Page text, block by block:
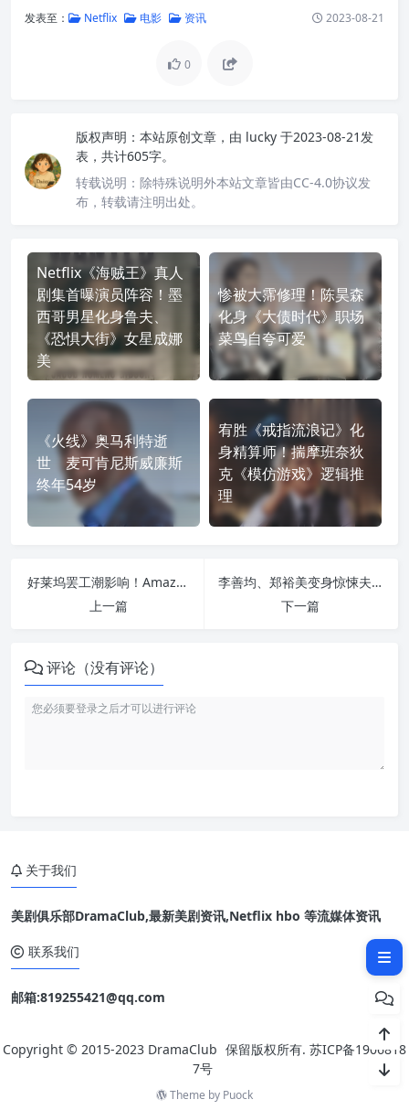
发表至： Netflix 电影 资讯 2023-08-21
0
版权声明： 本站原创文章，由 lucky 于2023-08-21发
表，共计605字。
转载说明： 除特殊说明外本站文章皆由CC-4.0协议发
布，转载请注明出处。
Netflix《海贼王》真人
剧集首曝演员阵容！墨
西哥男星化身鲁夫、
《恐惧大街》女星成娜
美
惨被大霈修理！陈昊森
化身《大债时代》职场
菜鸟自夸可爱
《火线》奥马利特逝
世 麦可肯尼斯威廉斯
终年54岁
宥胜《戒指流浪记》化
身精算师！揣摩班奈狄
克《模仿游戏》逻辑推
理
好莱坞罢工潮影响！Amazon美剧《边缘世界》第二季续订遭撤回
上一篇
李善均、郑裕美变身惊悚夫妻！奉俊昊大讚《鬼梦游》十年来最具突破性的恐怖电影
下一篇
评论（没有评论）
关于我们
美剧俱乐部DramaClub,最新美剧资讯,Netflix hbo 等流媒体资讯
联系我们
邮箱:819255421@qq.com
Copyright © 2015-2023 DramaClub 保留版权所有. 苏ICP备1906818
7号
Theme by Puock